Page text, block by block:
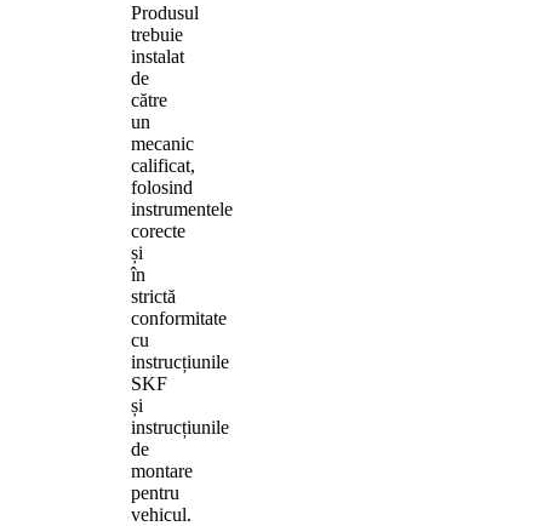
Produsul
trebuie
instalat
de
către
un
mecanic
calificat,
folosind
instrumentele
corecte
și
în
strictă
conformitate
cu
instrucțiunile
SKF
și
instrucțiunile
de
montare
pentru
vehicul.